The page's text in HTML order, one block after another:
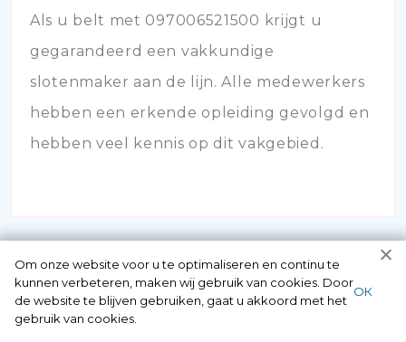
Als u belt met 097006521500 krijgt u
gegarandeerd een vakkundige
slotenmaker aan de lijn. Alle medewerkers
hebben een erkende opleiding gevolgd en
hebben veel kennis op dit vakgebied.
Om onze website voor u te optimaliseren en continu te
kunnen verbeteren, maken wij gebruik van cookies. Door
de website te blijven gebruiken, gaat u akkoord met het
gebruik van cookies.
ОК